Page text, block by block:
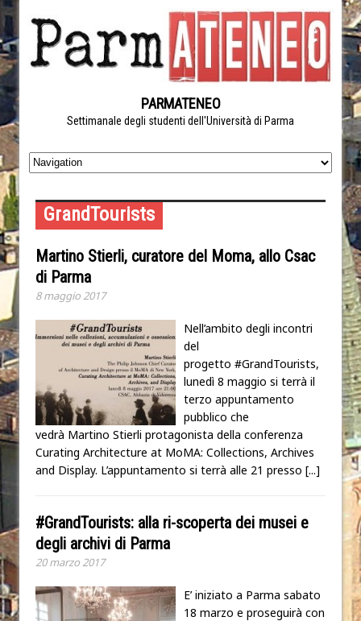
PARMATENEO
Settimanale degli studenti dell'Università di Parma
GrandTourists
Martino Stierli, curatore del Moma, allo Csac
di Parma
8 maggio 2017
Nell’ambito degli incontri
del
progetto #GrandTourists,
lunedì 8 maggio si terrà il
terzo appuntamento
pubblico che
vedrà Martino Stierli protagonista della conferenza
Curating Architecture at MoMA: Collections, Archives
and Display. L’appuntamento si terrà alle 21 presso [...]
#GrandTourists: alla ri-scoperta dei musei e
degli archivi di Parma
20 marzo 2017
E’ iniziato a Parma sabato
18 marzo e proseguirà con